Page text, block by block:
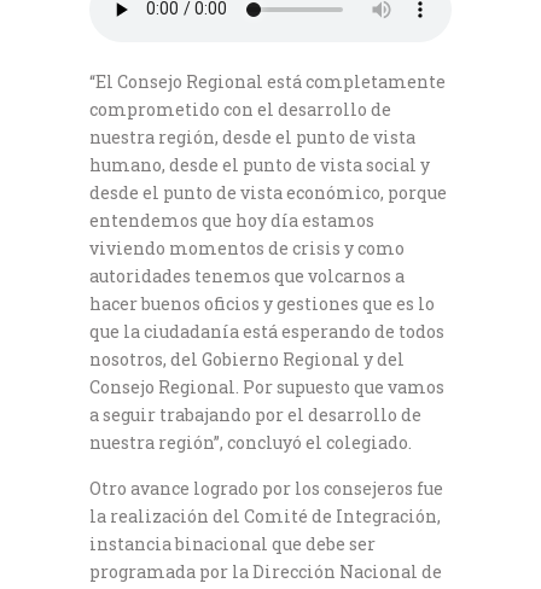
“El Consejo Regional está completamente
comprometido con el desarrollo de
nuestra región, desde el punto de vista
humano, desde el punto de vista social y
desde el punto de vista económico, porque
entendemos que hoy día estamos
viviendo momentos de crisis y como
autoridades tenemos que volcarnos a
hacer buenos oficios y gestiones que es lo
que la ciudadanía está esperando de todos
nosotros, del Gobierno Regional y del
Consejo Regional. Por supuesto que vamos
a seguir trabajando por el desarrollo de
nuestra región”, concluyó el colegiado.
Otro avance logrado por los consejeros fue
la realización del Comité de Integración,
instancia binacional que debe ser
programada por la Dirección Nacional de